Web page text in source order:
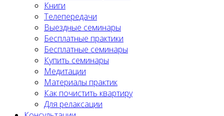
Книги
Телепередачи
Выездные семинары
Бесплатные практики
Бесплатные семинары
Купить семинары
Медитации
Материалы практик
Как почистить квартиру
Для релаксации